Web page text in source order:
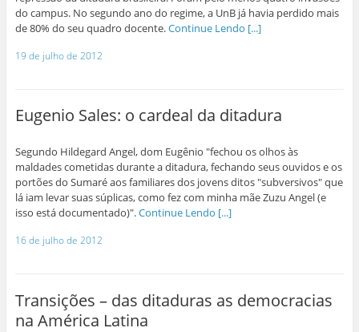
do campus. No segundo ano do regime, a UnB já havia perdido mais
de 80% do seu quadro docente.Continue Lendo [...]
19 de julho de 2012
Eugenio Sales: o cardeal da ditadura
Segundo Hildegard Angel, dom Eugênio "fechou os olhos às
maldades cometidas durante a ditadura, fechando seus ouvidos e os
portões do Sumaré aos familiares dos jovens ditos "subversivos" que
lá iam levar suas súplicas, como fez com minha mãe Zuzu Angel (e
isso está documentado)".Continue Lendo [...]
16 de julho de 2012
Transições – das ditaduras as democracias
na América Latina